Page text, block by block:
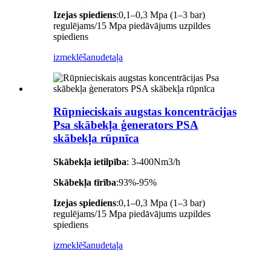
Izejas spiediens:0,1–0,3 Mpa (1–3 bar)
regulējams/15 Mpa piedāvājums uzpildes
spiediens
izmeklēšanudetaļa
Rūpnieciskais augstas koncentrācijas
Psa skābekļa ģenerators PSA
skābekļa rūpnīca
Skābekļa ietilpība: 3-400Nm3/h
Skābekļa tīrība:93%-95%
Izejas spiediens:0,1–0,3 Mpa (1–3 bar)
regulējams/15 Mpa piedāvājums uzpildes
spiediens
izmeklēšanudetaļa